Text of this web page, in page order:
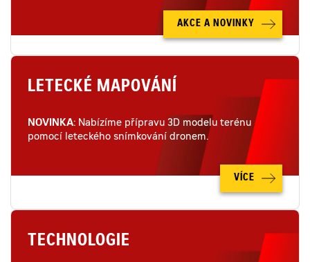
AKCE A NOVINKY
LETECKÉ MAPOVÁNÍ
NOVINKA: Nabízíme přípravu 3D modelu terénu
pomocí leteckého snímkování dronem.
VÍCE
TECHNOLOGIE